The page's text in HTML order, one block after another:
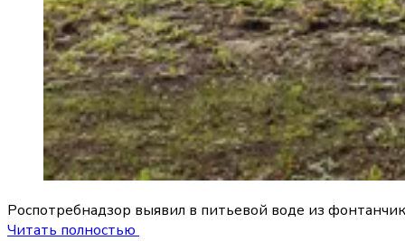
Роспотребнадзор выявил в питьевой воде из
Читать полностью